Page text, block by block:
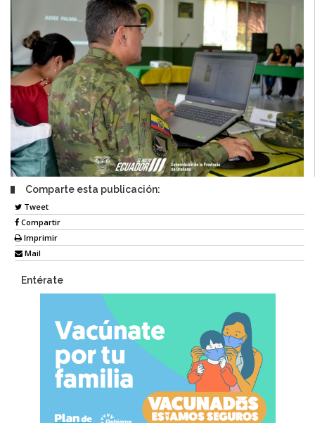
Comparte esta publicación:
Tweet
Compartir
Imprimir
Mail
Entérate